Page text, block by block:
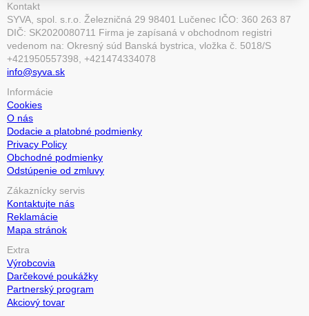
Kontakt
SYVA, spol. s.r.o. Železničná 29 98401 Lučenec IČO: 360 263 87
DIČ: SK2020080711 Firma je zapísaná v obchodnom registri
vedenom na: Okresný súd Banská bystrica, vložka č. 5018/S
+421950557398, +421474334078
info@syva.sk
Informácie
Cookies
O nás
Dodacie a platobné podmienky
Privacy Policy
Obchodné podmienky
Odstúpenie od zmluvy
Zákaznícky servis
Kontaktujte nás
Reklamácie
Mapa stránok
Extra
Výrobcovia
Darčekové poukážky
Partnerský program
Akciový tovar